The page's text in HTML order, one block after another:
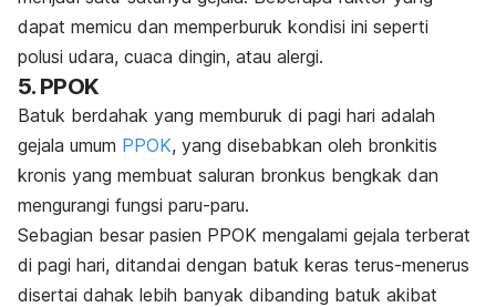
dapat memicu dan memperburuk kondisi ini seperti
polusi udara, cuaca dingin, atau alergi.
5. PPOK
Batuk berdahak yang memburuk di pagi hari adalah
gejala umum PPOK, yang disebabkan oleh bronkitis
kronis yang membuat saluran bronkus bengkak dan
mengurangi fungsi paru-paru.
Sebagian besar pasien PPOK mengalami gejala terberat
di pagi hari, ditandai dengan batuk keras terus-menerus
disertai dahak lebih banyak dibanding batuk akibat